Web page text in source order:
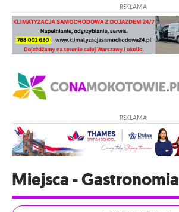
REKLAMA
REKLAMA
Miejsca - Gastronomia